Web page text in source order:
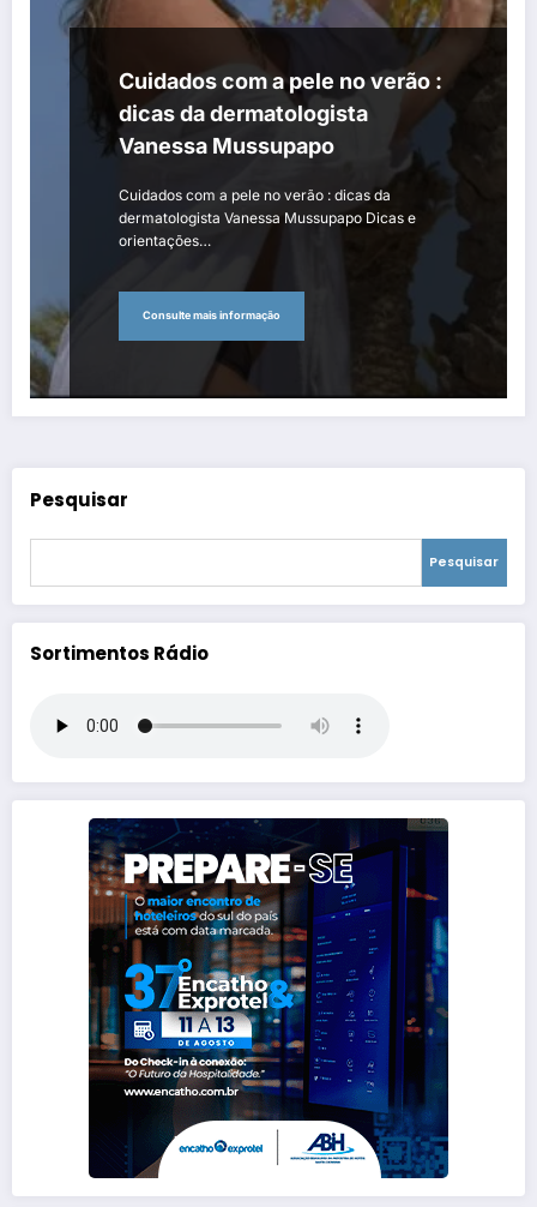
Cuidados com a pele no verão :
dicas da dermatologista
Vanessa Mussupapo
Cuidados com a pele no verão : dicas da
dermatologista Vanessa Mussupapo Dicas e
orientações…
Consulte mais informação
Pesquisar
Pesquisar
Sortimentos Rádio